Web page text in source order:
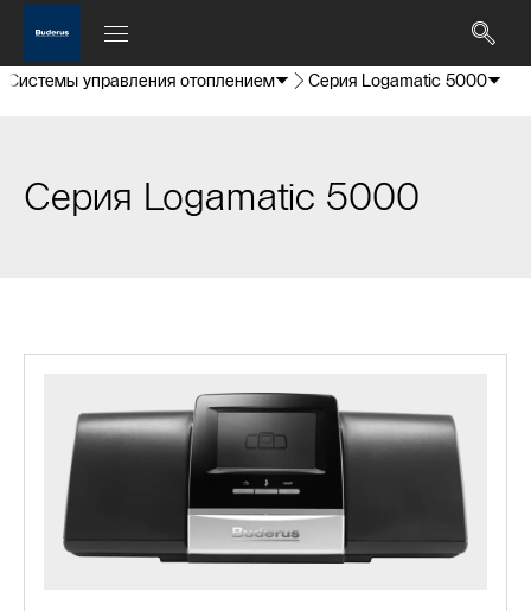
Системы управления отоплением Серия Logamatic 5000
Серия Logamatic 5000